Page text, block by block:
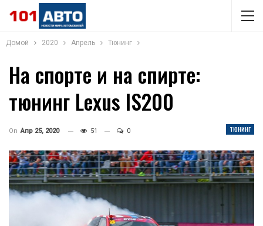
Домой 2020 Апрель Тюнинг
На спорте и на спирте:
тюнинг Lexus IS200
ТЮНИНГ
On Апр 25, 2020 51 0